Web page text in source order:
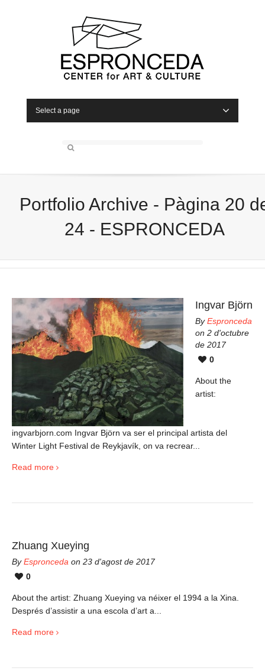
Select a page
Portfolio Archive - Pàgina 20
24 - ESPRONCEDA
Ingvar Björn
ByEspronceda
on 2 d'octubre
de 2017
0
About the
artist:
ingvarbjorn.com Ingvar Björn va ser el principal artista del
Winter Light Festival de Reykjavík, on va recrear...
Read more
Zhuang Xueying
ByEspronceda on 23 d'agost de 2017
0
About the artist: Zhuang Xueying va néixer el 1994 a la Xina.
Després d’assistir a una escola d’art a...
Read more